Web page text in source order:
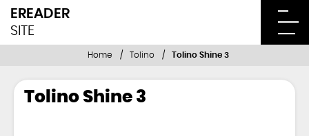
EREADER
SITE
Home Tolino Tolino Shine 3
Tolino Shine 3